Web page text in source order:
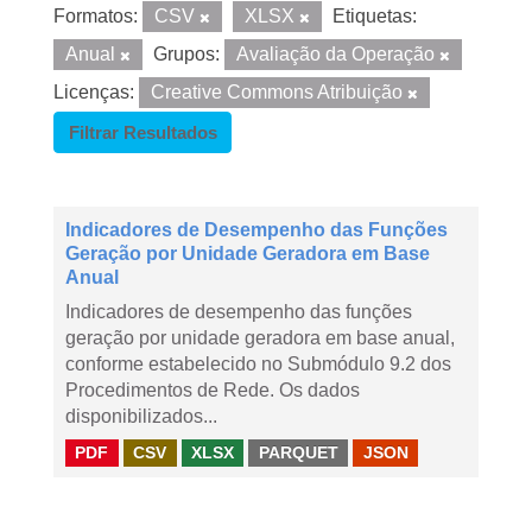
Formatos: CSV XLSX
Etiquetas:
Anual
Grupos:
Avaliação da Operação
Licenças:
Creative Commons Atribuição
Filtrar Resultados
Indicadores de Desempenho das Funções
Geração por Unidade Geradora em Base
Anual
Indicadores de desempenho das funções
geração por unidade geradora em base anual,
conforme estabelecido no Submódulo 9.2 dos
Procedimentos de Rede. Os dados
disponibilizados...
PDF CSV XLSX PARQUET JSON